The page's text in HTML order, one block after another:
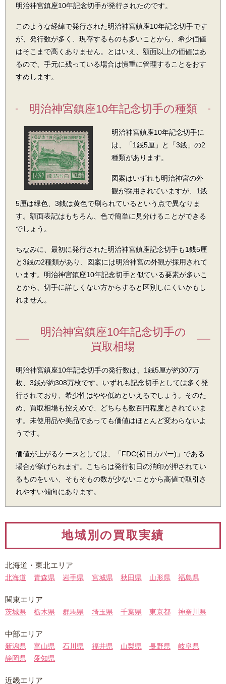
明治神宮鎮座10年記念切手が発行されたのです。
このような経緯で発行された明治神宮鎮座10年記念切手です
が、発行数が多く、現存するものも多いことから、希少価値
はそこまで高くありません。とはいえ、額面以上の価値はあ
るので、手元に残っている場合は慎重に管理することをおす
すめします。
明治神宮鎮座10年記念切手の種類
明治神宮鎮座10年記念切手に
は、「1銭5厘」と「3銭」の2
種類があります。
図案はいずれも明治神宮の外
観が採用されていますが、1銭
5厘は緑色、3銭は黄色で刷られているという点で異なりま
す。額面表記はもちろん、色で簡単に見分けることができる
でしょう。
ちなみに、最初に発行された明治神宮鎮座記念切手も1銭5厘
と3銭の2種類があり、図案には明治神宮の外観が採用されて
います。明治神宮鎮座10年記念切手と似ている要素が多いこ
とから、切手に詳しくない方からすると区別しにくいかもし
れません。
明治神宮鎮座10年記念切手の
買取相場
明治神宮鎮座10年記念切手の発行数は、1銭5厘が約307万
枚、3銭が約308万枚です。いずれも記念切手としては多く発
行されており、希少性はやや低めといえるでしょう。そのた
め、買取相場も控えめで、どちらも数百円程度とされていま
す。未使用品や美品であっても価値はほとんど変わらないよ
うです。
価値が上がるケースとしては、「FDC(初日カバー)」である
場合が挙げられます。こちらは発行初日の消印が押されてい
るものをいい、そもそもの数が少ないことから高値で取引さ
れやすい傾向にあります。
地域別の買取実績
北海道・ 東北エリア
北海道 青森県 岩手県 宮城県 秋田県 山形県 福島県
関東エリア
茨城県 栃木県 群馬県 埼玉県 千葉県 東京都 神奈川県
中部エリア
新潟県 富山県 石川県 福井県 山梨県 長野県
岐阜県
静岡県
愛知県
近畿エリア